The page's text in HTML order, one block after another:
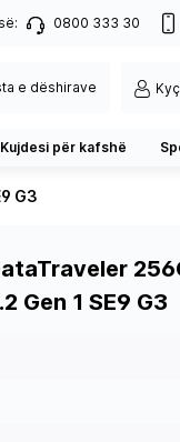
0800 333 30
e dëshirave
Kujdesi për kafshë
G3
Gen 1 SE9 G3